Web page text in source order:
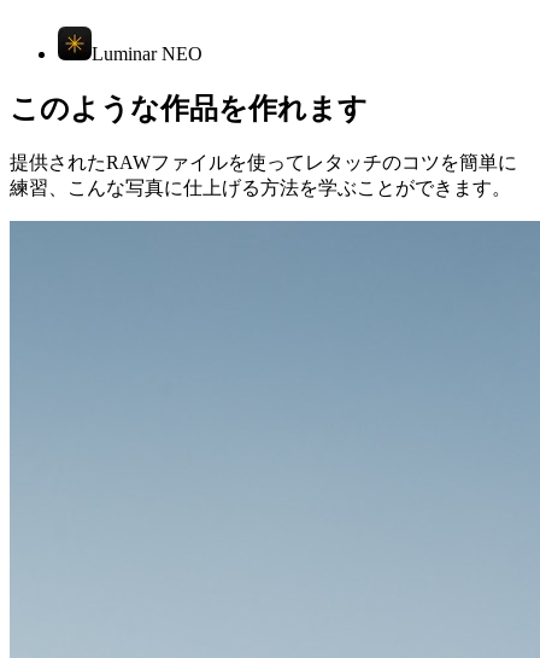
Luminar NEO
このような作品を作れます
提供されたRAWファイルを使ってレタッチのコツを簡単に
練習、こんな写真に仕上げる方法を学ぶことができます。